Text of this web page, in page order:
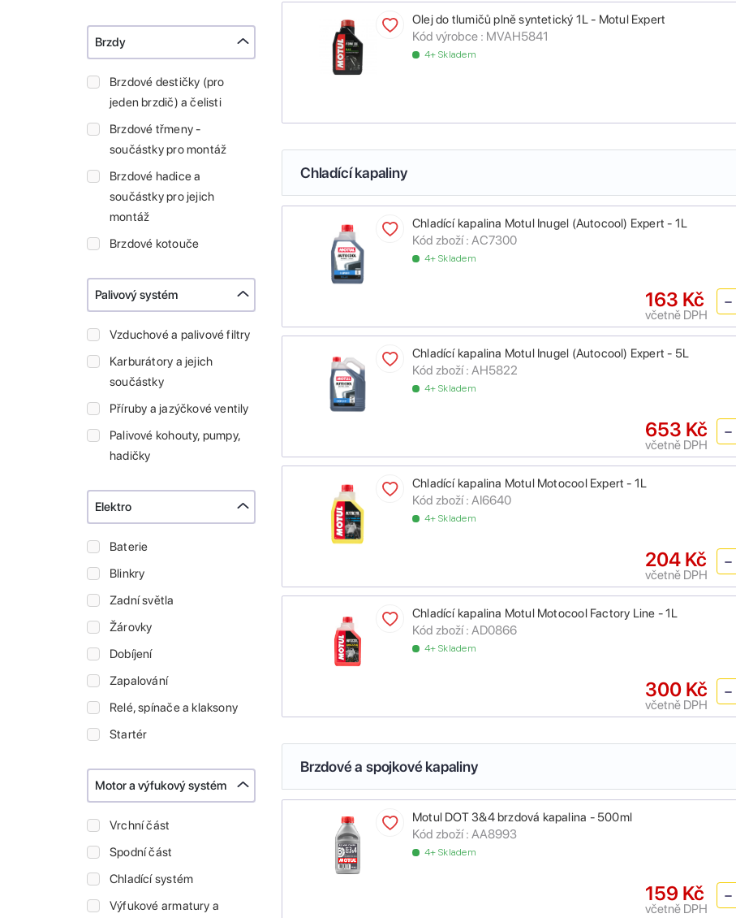
Brzdy
Brzdové destičky (pro
jeden brzdič) a čelisti
Brzdové třmeny -
součástky pro montáž
Brzdové hadice a
součástky pro jejich
montáž
Brzdové kotouče
Palivový systém
Vzduchové a palivové filtry
Karburátory a jejich
součástky
Příruby a jazýčkové ventily
Palivové kohouty, pumpy,
hadičky
Elektro
Baterie
Blinkry
Zadní světla
Žárovky
Dobíjení
Zapalování
Relé, spínače a klaksony
Startér
Motor a výfukový systém
Vrchní část
Spodní část
Chladící systém
Výfukové armatury a
Olej do tlumičů plně syntetický 1L - Motul Expert
Kód výrobce : MVAH5841
4+ Skladem
Chladící kapaliny
Chladící kapalina Motul Inugel (Autocool) Expert - 1L
Kód zboží : AC7300
4+ Skladem
163 Kč
včetně DPH
Chladící kapalina Motul Inugel (Autocool) Expert - 5L
Kód zboží : AH5822
4+ Skladem
653 Kč
včetně DPH
Chladící kapalina Motul Motocool Expert - 1L
Kód zboží : AI6640
4+ Skladem
204 Kč
včetně DPH
Chladící kapalina Motul Motocool Factory Line - 1L
Kód zboží : AD0866
4+ Skladem
300 Kč
včetně DPH
Brzdové a spojkové kapaliny
Motul DOT 3&4 brzdová kapalina - 500ml
Kód zboží : AA8993
4+ Skladem
159 Kč
včetně DPH